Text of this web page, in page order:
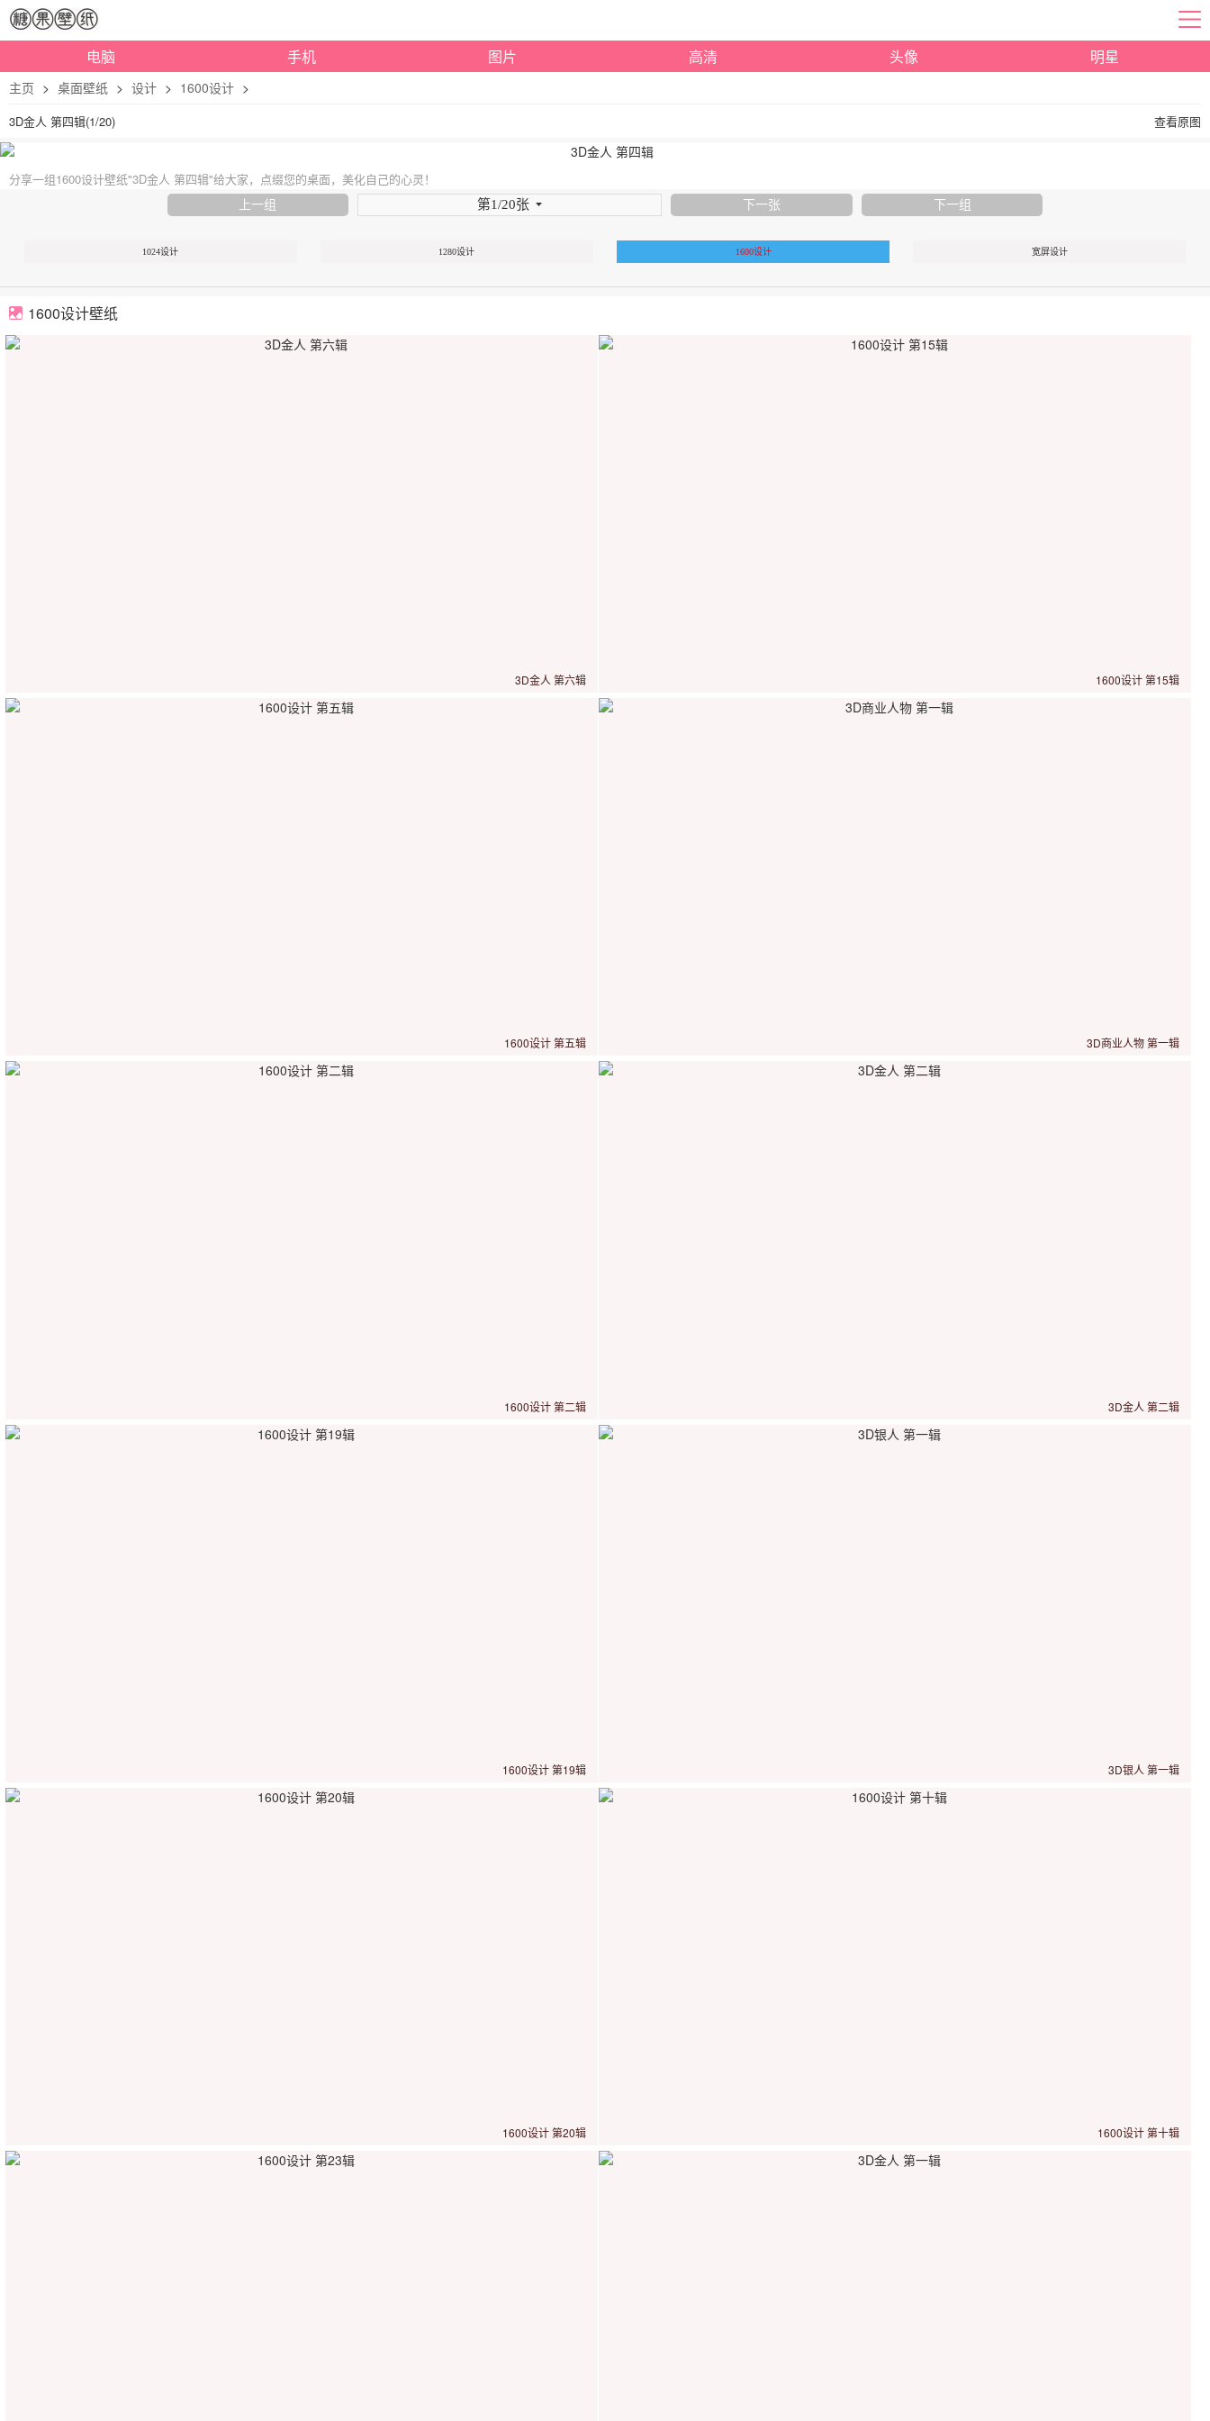
电脑 手机 图片 高清 头像 明星
主页 > 桌面壁纸 > 设计 > 1600设计 >
3D金人 第四辑(1/20) 查看原图
分享一组1600设计壁纸"3D金人 第四辑"给大家，点缀您的桌面，美化自己的心灵！
上一组 第1/20张 下一张 下一组
1024设计 1280设计 1600设计 宽屏设计
1600设计壁纸
3D金人 第六辑 1600设计 第15辑
1600设计 第五辑 3D商业人物 第一辑
1600设计 第二辑 3D金人 第二辑
1600设计 第19辑 3D银人 第一辑
1600设计 第20辑 1600设计 第十辑